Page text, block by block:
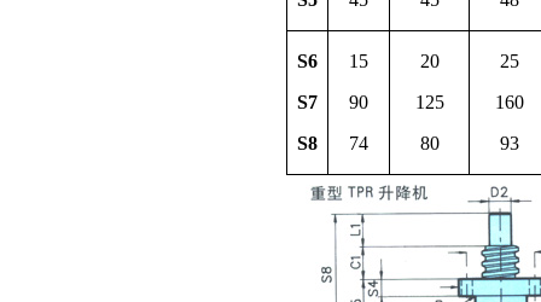
S6
S7
S8
15
90
74
20
125
80
25
160
93